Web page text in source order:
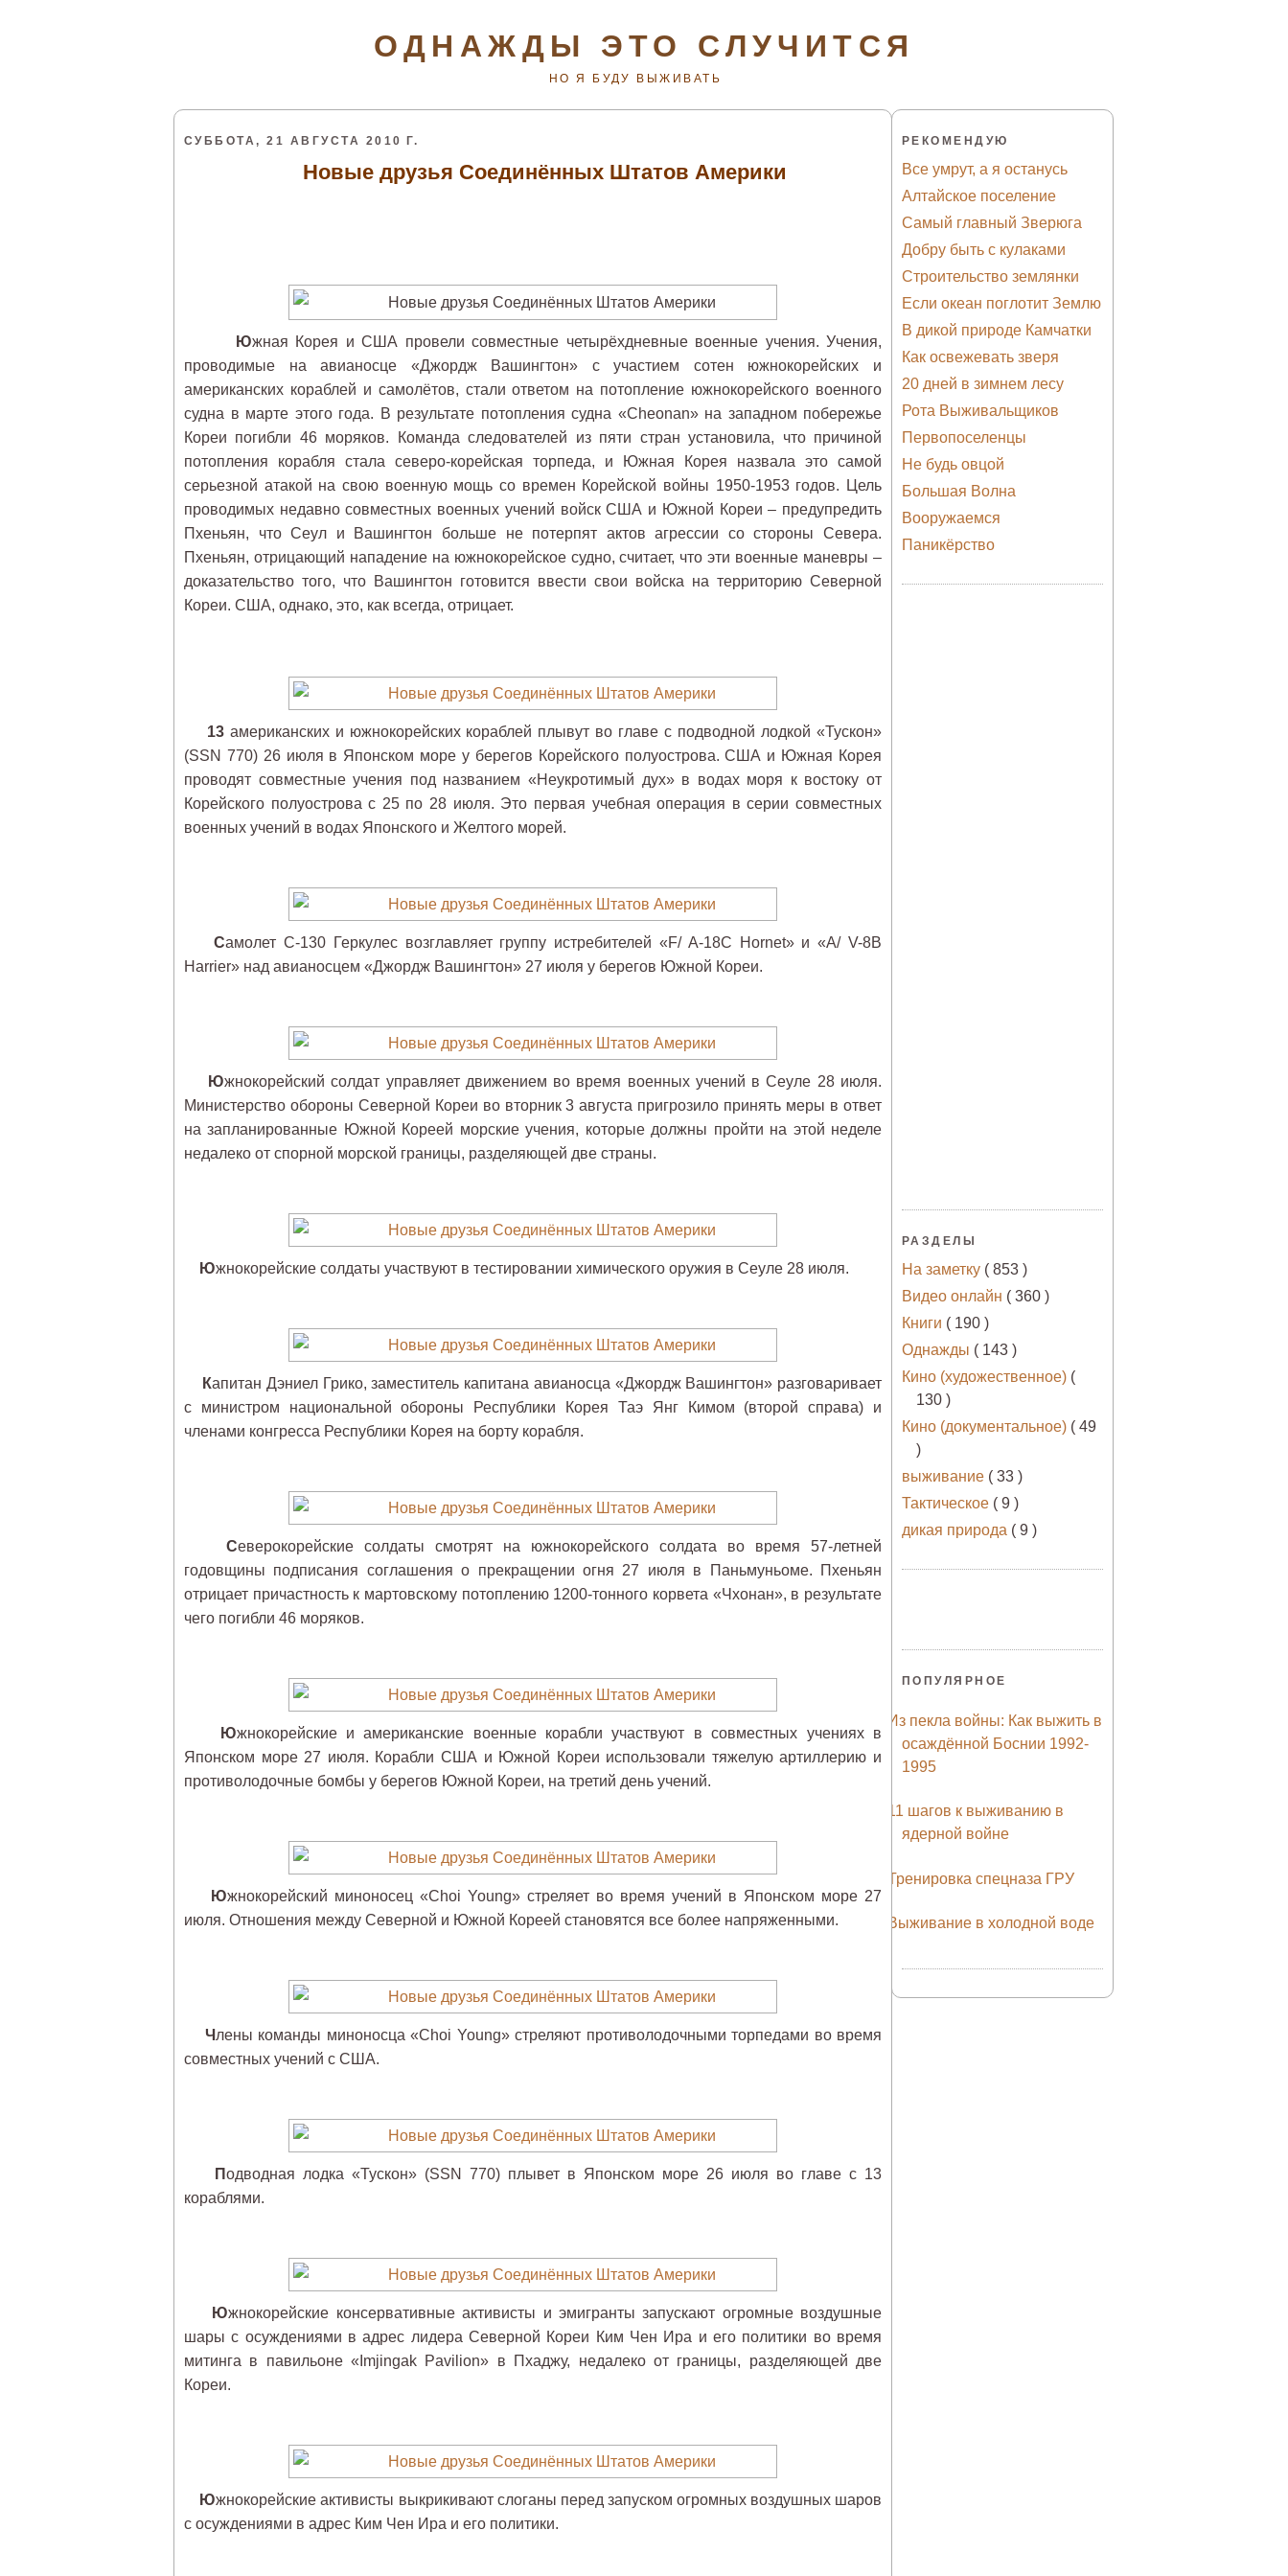
ОДНАЖДЫ ЭТО СЛУЧИТСЯ
НО Я БУДУ ВЫЖИВАТЬ
СУББОТА, 21 АВГУСТА 2010 Г.
Новые друзья Соединённых Штатов Америки
Южная Корея и США провели совместные четырёхдневные военные учения. Учения,
проводимые на авианосце «Джордж Вашингтон» с участием сотен южнокорейских и
американских кораблей и самолётов, стали ответом на потопление южнокорейского военного
судна в марте этого года. В результате потопления судна «Cheonan» на западном побережье
Кореи погибли 46 моряков. Команда следователей из пяти стран установила, что причиной
потопления корабля стала северо-корейская торпеда, и Южная Корея назвала это самой
серьезной атакой на свою военную мощь со времен Корейской войны 1950-1953 годов. Цель
проводимых недавно совместных военных учений войск США и Южной Кореи – предупредить
Пхеньян, что Сеул и Вашингтон больше не потерпят актов агрессии со стороны Севера.
Пхеньян, отрицающий нападение на южнокорейское судно, считает, что эти военные маневры –
доказательство того, что Вашингтон готовится ввести свои войска на территорию Северной
Кореи. США, однако, это, как всегда, отрицает.
13американских и южнокорейских кораблей плывут во главе с подводной лодкой «Тускон»
(SSN 770) 26 июля в Японском море у берегов Корейского полуострова. США и Южная Корея
проводят совместные учения под названием «Неукротимый дух» в водах моря к востоку от
Корейского полуострова с 25 по 28 июля. Это первая учебная операция в серии совместных
военных учений в водах Японского и Желтого морей.
Самолет C-130 Геркулес возглавляет группу истребителей «F/ A-18C Hornet» и «A/ V-8B
Harrier» над авианосцем «Джордж Вашингтон» 27 июля у берегов Южной Кореи.
Южнокорейский солдат управляет движением во время военных учений в Сеуле 28 июля.
Министерство обороны Северной Кореи во вторник 3 августа пригрозило принять меры в ответ
на запланированные Южной Кореей морские учения, которые должны пройти на этой неделе
недалеко от спорной морской границы, разделяющей две страны.
Южнокорейские солдаты участвуют в тестировании химического оружия в Сеуле 28 июля.
Капитан Дэниел Грико, заместитель капитана авианосца «Джордж Вашингтон» разговаривает
с министром национальной обороны Республики Корея Таэ Янг Кимом (второй справа) и
членами конгресса Республики Корея на борту корабля.
Северокорейские солдаты смотрят на южнокорейского солдата во время 57-летней
годовщины подписания соглашения о прекращении огня 27 июля в Паньмуньоме. Пхеньян
отрицает причастность к мартовскому потоплению 1200-тонного корвета «Чхонан», в результате
чего погибли 46 моряков.
Южнокорейские и американские военные корабли участвуют в совместных учениях в
Японском море 27 июля. Корабли США и Южной Кореи использовали тяжелую артиллерию и
противолодочные бомбы у берегов Южной Кореи, на третий день учений.
Южнокорейский миноносец «Choi Young» стреляет во время учений в Японском море 27
июля. Отношения между Северной и Южной Кореей становятся все более напряженными.
Ч лены команды миноносца «Choi Young» стреляют противолодочными торпедами во время
совместных учений с США.
Подводная лодка «Тускон» (SSN 770) плывет в Японском море 26 июля во главе с 13
кораблями.
Южнокорейские консервативные активисты и эмигранты запускают огромные воздушные
шары с осуждениями в адрес лидера Северной Кореи Ким Чен Ира и его политики во время
митинга в павильоне «Imjingak Pavilion» в Пхаджу, недалеко от границы, разделяющей две
Кореи.
Южнокорейские активисты выкрикивают слоганы перед запуском огромных воздушных шаров
с осуждениями в адрес Ким Чен Ира и его политики.
РЕКОМЕНДУЮ
Все умрут, а я останусь
Алтайское поселение
Самый главный Зверюга
Добру быть с кулаками
Строительство землянки
Если океан поглотит Землю
В дикой природе Камчатки
Как освежевать зверя
20 дней в зимнем лесу
Рота Выживальщиков
Первопоселенцы
Не будь овцой
Большая Волна
Вооружаемся
Паникёрство
РАЗДЕЛЫ
На заметку ( 853 )
Видео онлайн ( 360 )
Книги ( 190 )
Однажды ( 143 )
Кино (художественное) (
130 )
Кино (документальное) ( 49
)
выживание ( 33 )
Тактическое ( 9 )
дикая природа ( 9 )
ПОПУЛЯРНОЕ
Из пекла войны: Как выжить в
осаждённой Боснии 1992-
1995
11 шагов к выживанию в
ядерной войне
Тренировка спецназа ГРУ
Выживание в холодной воде